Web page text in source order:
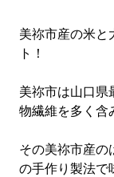
美祢市産の米と
ト！
美祢市は山口県
物繊維を多く含
その美祢市産の
の手作り製法で